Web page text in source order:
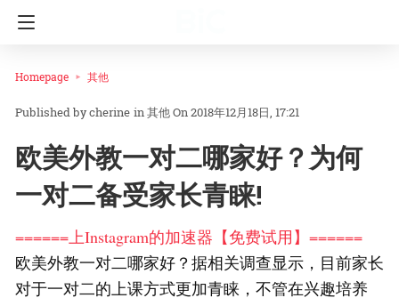
Homepage 其他
cherine in其他On 2018年12月18日, 17:21
欧美外教一对二哪家好？为何
一对二备受家长青睐!
======上Instagram的加速器【免费试用】======
欧美外教一对二哪家好？据相关调查显示，目前家长
对于一对二的上课方式更加青睐，不管在兴趣培养